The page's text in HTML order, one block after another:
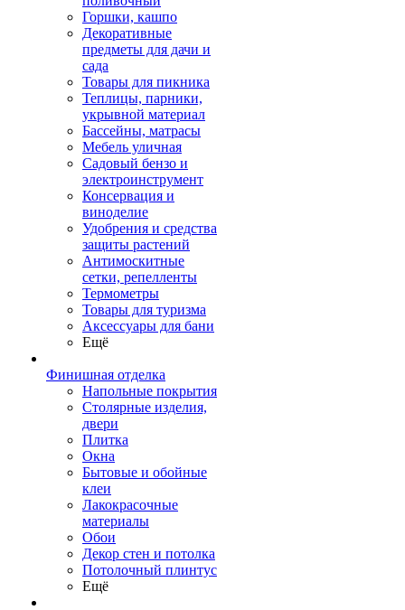
Горшки, кашпо
Декоративные
предметы для дачи и
сада
Товары для пикника
Теплицы, парники,
укрывной материал
Бассейны, матрасы
Мебель уличная
Садовый бензо и
электроинструмент
Консервация и
виноделие
Удобрения и средства
защиты растений
Антимоскитные
сетки, репелленты
Термометры
Товары для туризма
Аксессуары для бани
Ещё
Финишная отделка
Напольные покрытия
Столярные изделия,
двери
Плитка
Окна
Бытовые и обойные
клеи
Лакокрасочные
материалы
Обои
Декор стен и потолка
Потолочный плинтус
Ещё